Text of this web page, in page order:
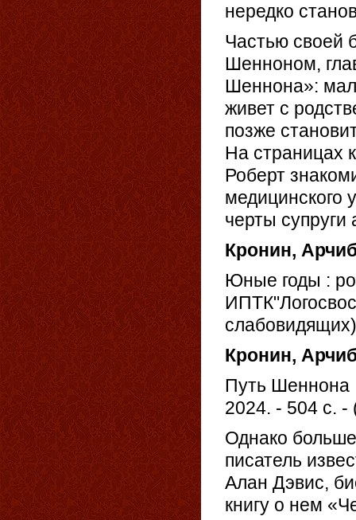
нередко
Частью своей
Шенноном,
Шеннона»:
живет с
позже
На страницах
Роберт
медицинского
черты супруги
Кронин,
Юные годы :
Кронин,
Путь Шеннона
2024. - 504 с. -
Однако
писатель
Алан Дэвис,
книгу о нем